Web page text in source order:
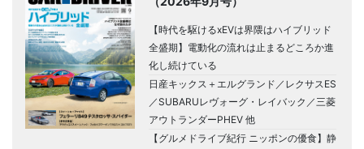
【時代を駆けるxEVは界隈はハイブリッド
全盛期】電動化の流れは止まるどころか進
化し続けている
日産キックス＋エルグランド／レクサスES
／SUBARUレヴォーグ・レイバック／三菱
アウトランダーPHEV 他
【グルメドライブ紀行 ニッポンの優食】静